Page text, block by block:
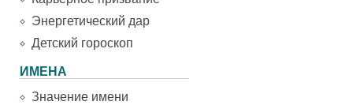
Энергетический дар
Детский гороскоп
ИМЕНА
Значение имени